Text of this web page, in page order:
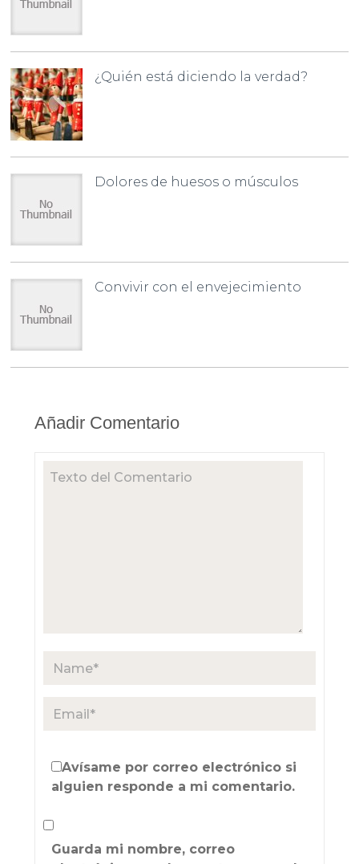
¿Quién está diciendo la verdad?
Dolores de huesos o músculos
Convivir con el envejecimiento
Añadir Comentario
Avísame por correo electrónico si
alguien responde a mi comentario.
Guarda mi nombre, correo